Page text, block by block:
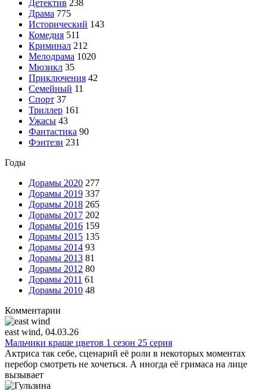
Детектив 238
Драма 775
Исторический 143
Комедия 511
Криминал 212
Мелодрама 1020
Мюзикл 35
Приключения 42
Семейный 11
Спорт 37
Триллер 161
Ужасы 43
Фантастика 90
Фэнтези 231
Годы
Дорамы 2020 277
Дорамы 2019 337
Дорамы 2018 265
Дорамы 2017 202
Дорамы 2016 159
Дорамы 2015 135
Дорамы 2014 93
Дорамы 2013 81
Дорамы 2012 80
Дорамы 2011 61
Дорамы 2010 48
Комментарии
east wind, 04.03.26
Мальчики краше цветов 1 сезон 25 серия
Актриса так себе, сценарий её роли в некоторых моментах
перебор смотреть не хочеться. А иногда её гримаса на лице
вызывает